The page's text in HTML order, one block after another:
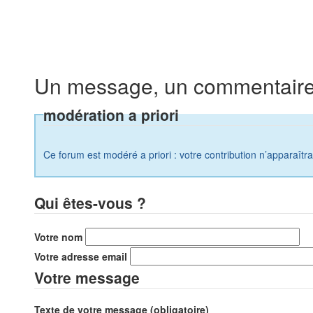
Un message, un
modération a priori
Ce forum est modéré a priori : votre contribution
Qui êtes-vous ?
Votre nom
Votre adresse email
Votre message
Texte de votre message (obligatoire)